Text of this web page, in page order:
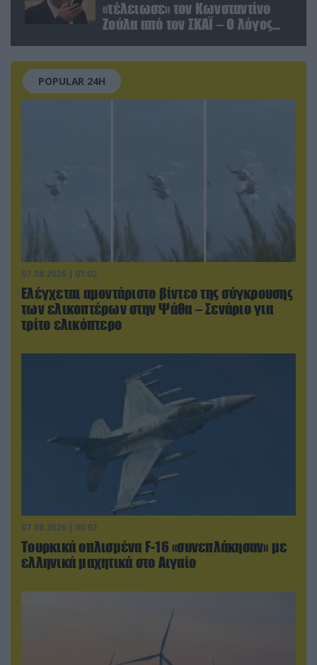
«τέλειωσε» τον Κωνσταντίνο
Ζούλα από τον ΣΚΑΪ – Ο λόγος
POPULAR 24H
07.08.2026 | 01:02
Ελέγχεται αμοντάριστο βίντεο της σύγκρουσης
των ελικοπτέρων στην Ψάθα – Σενάριο για
τρίτο ελικόπτερο
07.08.2026 | 00:02
Τουρκικά οπλισμένα F-16 «συνεπλάκησαν» με
ελληνικά μαχητικά στο Αιγαίο